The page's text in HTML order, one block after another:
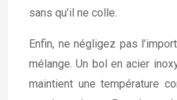
sans qu’il ne colle.
Enfin, ne négligez pas
mélange. Un bol en acier
maintient une température